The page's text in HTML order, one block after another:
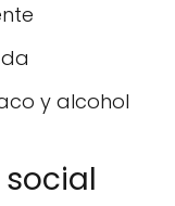
y alcohol